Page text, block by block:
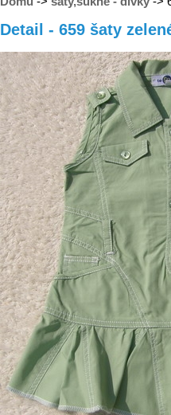
Detail - 659 šaty